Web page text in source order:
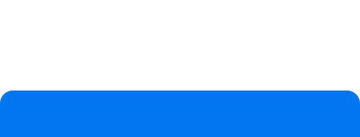
トリガーの起動間隔は5分、10分、15分、30分、60分の